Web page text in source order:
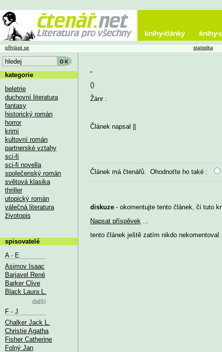
-
()
Žánr :
Článek napsal
Článek má čtenářů. Ohodnoťte ho také :
diskuze- okomentujte tento článek, či tuto
Napsat příspěvek
tento článek ještě zatím nikdo nekomentoval
přihlásit se statistika
kategorie
beletrie
duchovní literatura
fantasy
historický román
horror
krimi
kultovní román
partnerské vztahy
sci-fi
sci-fi novella
společenský román
světová klasika
thriller
utopický román
válečná literatura
životopis
spisovatelé
A - E
Asimov Isaac
Barjavel René
Barker Clive
Black Laura L.
další
F - J
Chalker Jack L.
Christie Agatha
Fisher Catherine
Folný Jan